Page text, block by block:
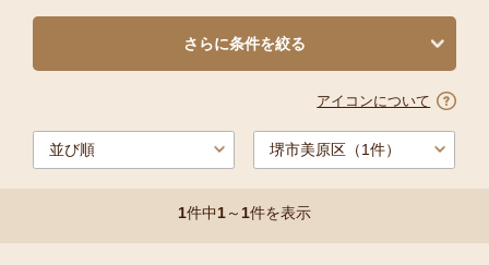
さらに条件を絞る
1件中1～1件を表示
アイコンについて